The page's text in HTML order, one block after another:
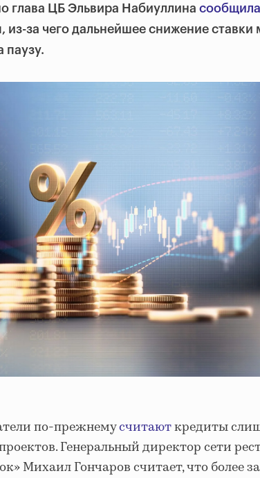
глава ЦБ Эльвира Набиуллина сообщила
из-за чего дальнейшее снижение ставки
паузу.
по-прежнемусчитаюткредиты
Генеральный директор сети
Михаил Гончаров считает, что более